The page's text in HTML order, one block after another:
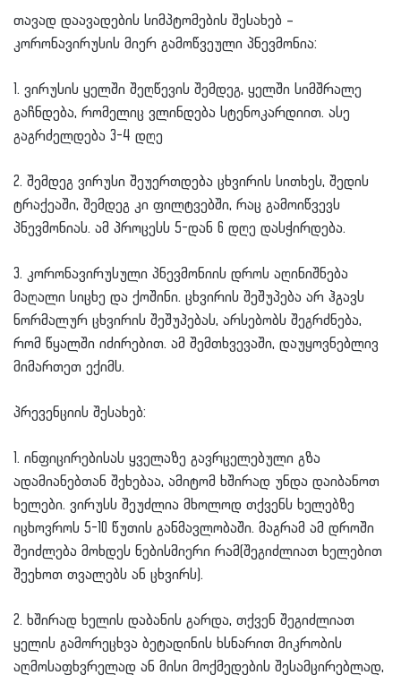
თავად დაავადების სიმპტომების შესახებ –
კორონავირუსის მიერ გამოწვეული პნევმონია:
1. ვირუსის ყელში შეღწევის შემდეგ, ყელში სიმშრალე
გაჩნდება, რომელიც ვლინდება სტენოკარდიით. ასე
გაგრძელდება 3-4 დღე
2. შემდეგ ვირუსი შეუერთდება ცხვირის სითხეს, შედის
ტრაქეაში, შემდეგ კი ფილტვებში, რაც გამოიწვევს
პნევმონიას. ამ პროცესს 5-დან 6 დღე დასჭირდება.
3. კორონავირუსული პნევმონიის დროს აღინიშნება
მაღალი სიცხე და ქოშინი. ცხვირის შეშუპება არ ჰგავს
ნორმალურ ცხვირის შეშუპებას, არსებობს შეგრძნება,
რომ წყალში იძირებით. ამ შემთხვევაში, დაუყოვნებლივ
მიმართეთ ექიმს.
პრევენციის შესახებ:
1. ინფიცირებისას ყველაზე გავრცელებული გზა
ადამიანებთან შეხებაა, ამიტომ ხშირად უნდა დაიბანოთ
ხელები. ვირუსს შეუძლია მხოლოდ თქვენს ხელებზე
იცხოვროს 5-10 წუთის განმავლობაში. მაგრამ ამ დროში
შეიძლება მოხდეს ნებისმიერი რამ(შეგიძლიათ ხელებით
შეეხოთ თვალებს ან ცხვირს).
2. ხშირად ხელის დაბანის გარდა, თქვენ შეგიძლიათ
ყელის გამორეცხვა ბეტადინის ხსნარით მიკრობის
აღმოსაფხვრელად ან მისი მოქმედების შესამცირებლად,